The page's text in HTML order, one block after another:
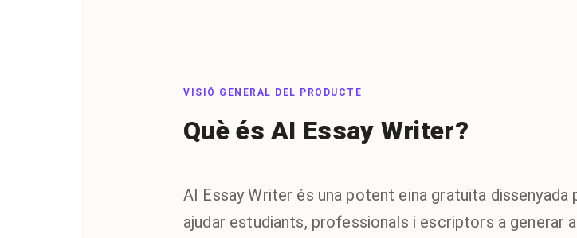
VISIÓ GENERAL DEL PRODUCTE
Què és AI Essay Writer?
AI Essay Writer és una potent eina gratuïta dissenyada
ajudar estudiants, professionals i escriptors a generar